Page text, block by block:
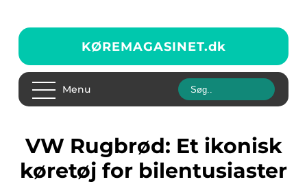
KØREMAGASINET.dk
Menu
VW Rugbrød: Et ikonisk
køretøj for bilentusiaster